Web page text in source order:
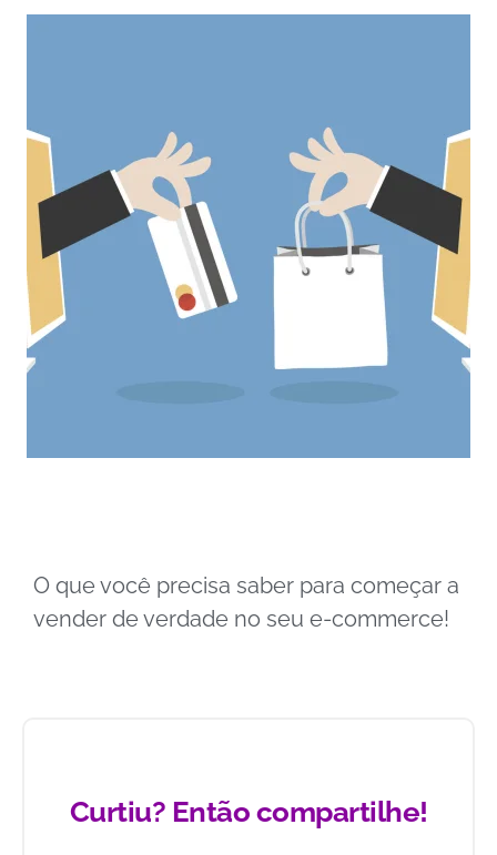
O que você precisa saber para começar a
vender de verdade no seu e-commerce!
Curtiu? Então compartilhe!